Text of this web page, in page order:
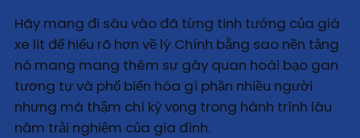
Hãy mang đi sâu vào đã từng tinh tướng của giá
xe lit để hiểu rõ hơn về lý Chính bằng sao nền tảng
nó mang mang thêm sự gây quan hoài bạo gan
tương tự và phổ biến hóa gì phần nhiều người
nhưng mà thậm chí kỳ vọng trong hành trình lâu
năm trải nghiệm của gia đình.